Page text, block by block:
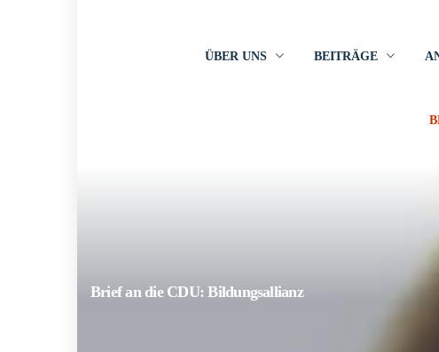
ÜBER UNS BEITRÄGE
Brief an die CDU: Bildungsallianz